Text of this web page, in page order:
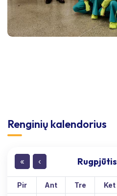
Renginių kalendorius
« ‹ Rugpjūtis
Pir Ant Tre Ket